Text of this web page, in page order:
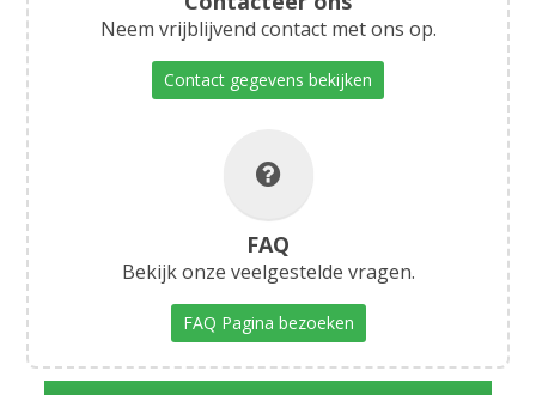
Neem vrijblijvend contact met ons op.
Contact gegevens bekijken
FAQ
Bekijk onze veelgestelde vragen.
FAQ Pagina bezoeken